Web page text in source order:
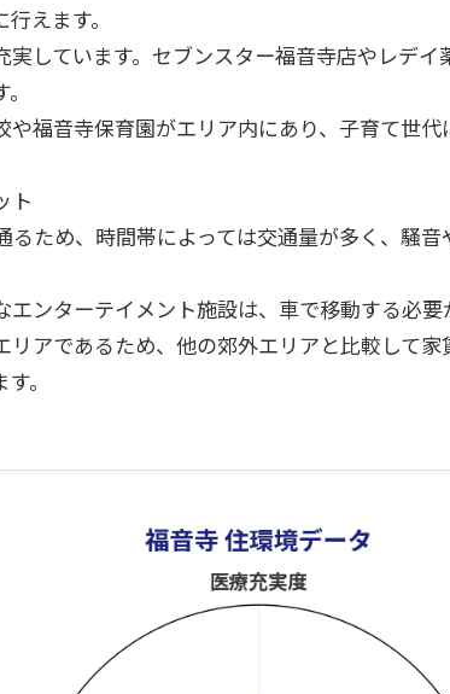
えます。
実しています。セブンスター福音寺店やレデイ
や福音寺保育園がエリア内にあり、子育て世
ト
るため、時間帯によっては交通量が多く、騒
ンターテイメント施設は、車で移動する必要
リアであるため、他の郊外エリアと比較して
。